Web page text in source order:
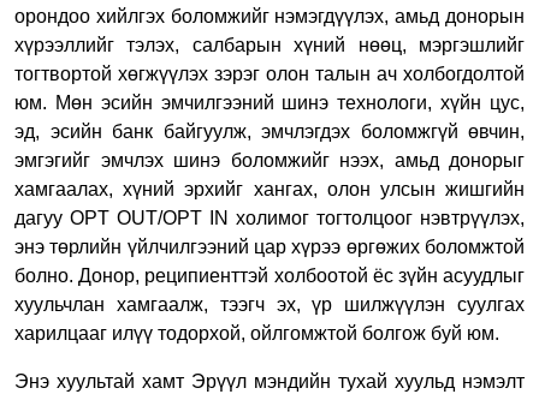
орондоо хийлгэх боломжийг нэмэгдүүлэх, амьд донорын
хүрээллийг тэлэх, салбарын хүний нөөц, мэргэшлийг
тогтвортой хөгжүүлэх зэрэг олон талын ач холбогдолтой
юм. Мөн эсийн эмчилгээний шинэ технологи, хүйн цус,
эд, эсийн банк байгуулж, эмчлэгдэх боломжгүй өвчин,
эмгэгийг эмчлэх шинэ боломжийг нээх, амьд донорыг
хамгаалах, хүний эрхийг хангах, олон улсын жишгийн
дагуу OPT OUT/OPT IN холимог тогтолцоог нэвтрүүлэх,
энэ төрлийн үйлчилгээний цар хүрээ өргөжих боломжтой
болно. Донор, реципиенттэй холбоотой ёс зүйн асуудлыг
хуульчлан хамгаалж, тээгч эх, үр шилжүүлэн суулгах
харилцааг илүү тодорхой, ойлгомжтой болгож буй юм.
Энэ хуультай хамт Эрүүл мэндийн тухай хуульд нэмэлт